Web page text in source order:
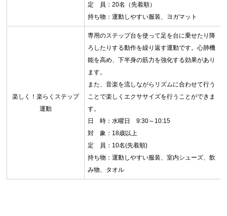
定 員：20名（先着順）
持ち物：運動しやすい服装、ヨガマット
楽しく！楽らくステップ
運動
専用のステップ台を使って足を台に乗せたり降
ろしたりする動作を繰り返す運動です。心肺機
能を高め、下半身の筋力を強化する効果があり
ます。
また、音楽を流しながらリズムに合わせて行う
ことで楽しくエクササイズを行うことができま
す。
日 時：水曜日 9:30～10:15
対 象：18歳以上
定 員：10名(先着順)
持ち物：運動しやすい服装、室内シューズ、飲
み物、タオル